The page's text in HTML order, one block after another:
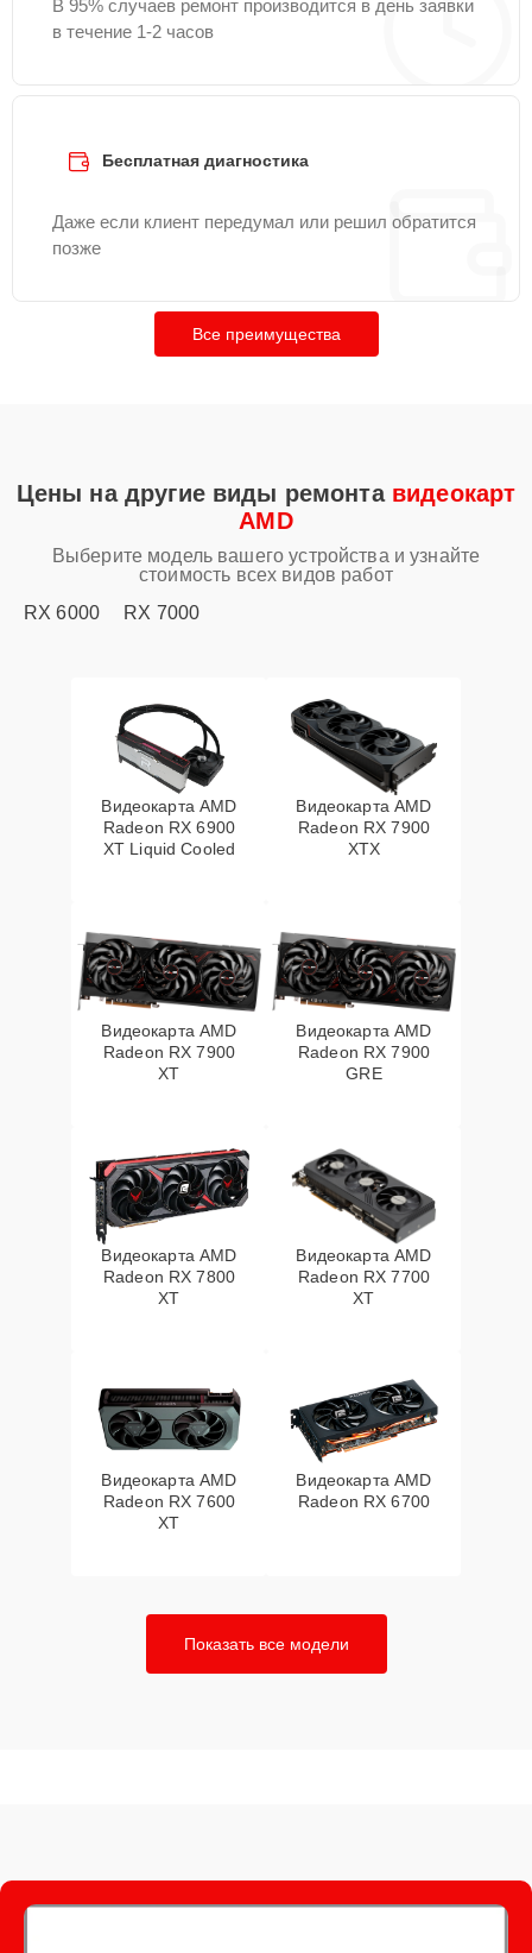
В 95% случаев ремонт производится в день заявки
в течение 1-2 часов
Бесплатная диагностика
Даже если клиент передумал или решил обратится
позже
Все преимущества
Цены на другие виды ремонта видеокарт
AMD
Выберите модель вашего устройства и узнайте
стоимость всех видов работ
RX 6000
RX 7000
Видеокарта AMD
Radeon RX 6900
XT Liquid Cooled
Видеокарта AMD
Radeon RX 7900
XTX
Видеокарта AMD
Radeon RX 7900
XT
Видеокарта AMD
Radeon RX 7900
GRE
Видеокарта AMD
Radeon RX 7800
XT
Видеокарта AMD
Radeon RX 7700
XT
Видеокарта AMD
Radeon RX 7600
XT
Видеокарта AMD
Radeon RX 6700
Показать все модели